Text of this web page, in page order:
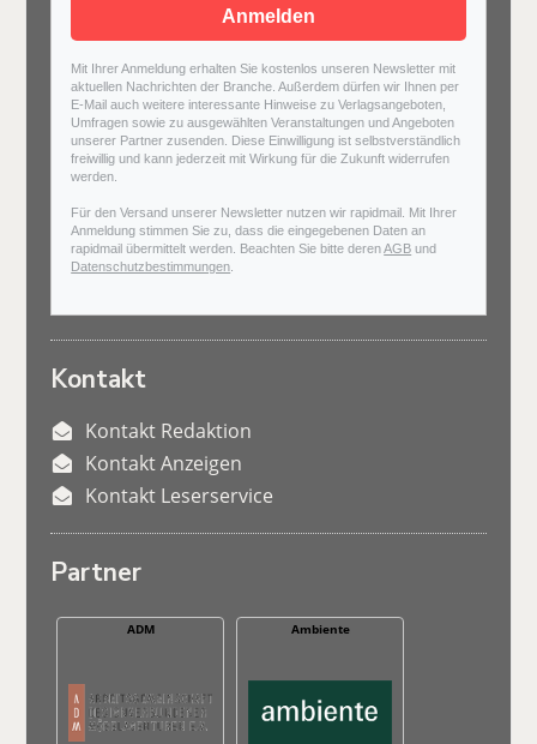
Anmelden
Mit Ihrer Anmeldung erhalten Sie kostenlos unseren Newsletter mit
aktuellen Nachrichten der Branche. Außerdem dürfen wir Ihnen per
E-Mail auch weitere interessante Hinweise zu Verlagsangeboten,
Umfragen sowie zu ausgewählten Veranstaltungen und Angeboten
unserer Partner zusenden. Diese Einwilligung ist selbstverständlich
freiwillig und kann jederzeit mit Wirkung für die Zukunft widerrufen
werden.
Für den Versand unserer Newsletter nutzen wir rapidmail. Mit Ihrer
Anmeldung stimmen Sie zu, dass die eingegebenen Daten an
rapidmail übermittelt werden. Beachten Sie bitte derenAGB und
Datenschutzbestimmungen
Kontakt
Kontakt Redaktion
Kontakt Anzeigen
Kontakt Leserservice
Partner
ADM Ambiente